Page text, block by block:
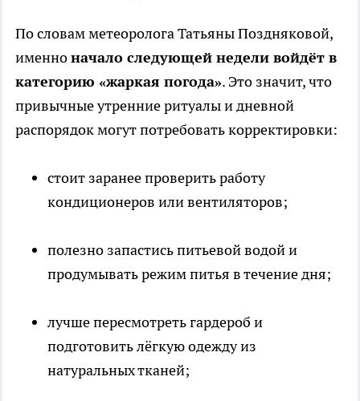
По словам метеоролога Татьяны Поздняковой,
именноначало следующей недели войдёт в
категорию «жаркая погода». Это значит, что
привычные утренние ритуалы и дневной
распорядок могут потребовать корректировки:
стоит заранее проверить работу
кондиционеров или вентиляторов;
полезно запастись питьевой водой и
продумывать режим питья в течение дня;
лучше пересмотреть гардероб и
подготовить лёгкую одежду из
натуральных тканей;